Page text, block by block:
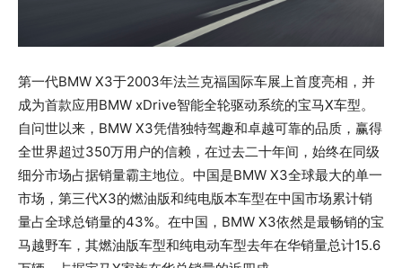
第一代BMW X3于2003年法兰克福国际车展上首度亮相，并
成为首款应用BMW xDrive智能全轮驱动系统的宝马X车型。
自问世以来，BMW X3凭借独特驾趣和卓越可靠的品质，赢得
全世界超过350万用户的信赖，在过去二十年间，始终在同级
细分市场占据销量霸主地位。中国是BMW X3全球最大的单一
市场，第三代X3的燃油版和纯电版本车型在中国市场累计销
量占全球总销量的43%。在中国，BMW X3依然是最畅销的宝
马越野车，其燃油版车型和纯电动车型去年在华销量总计15.6